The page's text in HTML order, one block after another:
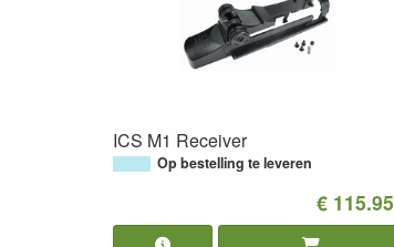
ICS M1 Receiver
Op bestelling te leveren
€ 115.95